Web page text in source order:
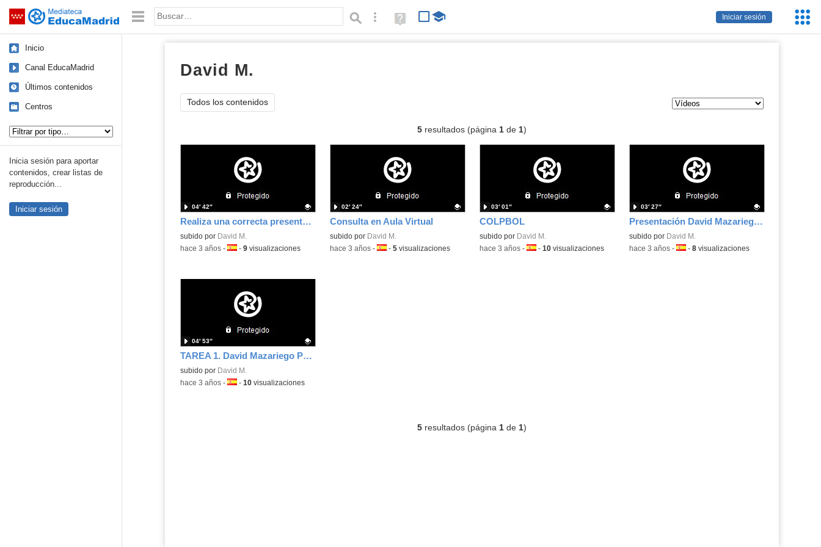
Saltar navegación
Iniciar sesión
Palabra o frase: Búsqueda avanzada
Ayuda
(en
Inicio
Canal EducaMadrid
Últimos contenidos
Centros
Inicia sesión para aportar
contenidos, crear listas de
reproducción...
Iniciar sesión
David M.
Todos los contenidos
5resultados (página 1de 1)
Realiza una correcta presentación
Contenido educativo.
subido por David M.
04′ 42″
-hace 3 años- Idioma:
- 9visualizaciones
Consulta en Aula Virtual
Contenido educativo.
subido por David M.
02′ 24″
-hace 3 años- Idioma:
- 5visualizaciones
COLPBOL
Contenido educativo.
subido por David M.
03′ 01″
-hace 3 años- Idioma:
- 10visualizaciones
Presentación David Mazariego Pérez
Contenido educativo.
subido por David M.
03′ 27″
-hace 3 años- Idioma:
- 8visualizaciones
TAREA 1. David Mazariego Pérez
Contenido educativo.
subido por David M.
04′ 53″
-hace 3 años- Idioma:
- 10visualizaciones
5resultados (página 1de 1)